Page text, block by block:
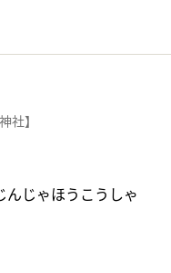
社】
んじゃほうこうしゃ